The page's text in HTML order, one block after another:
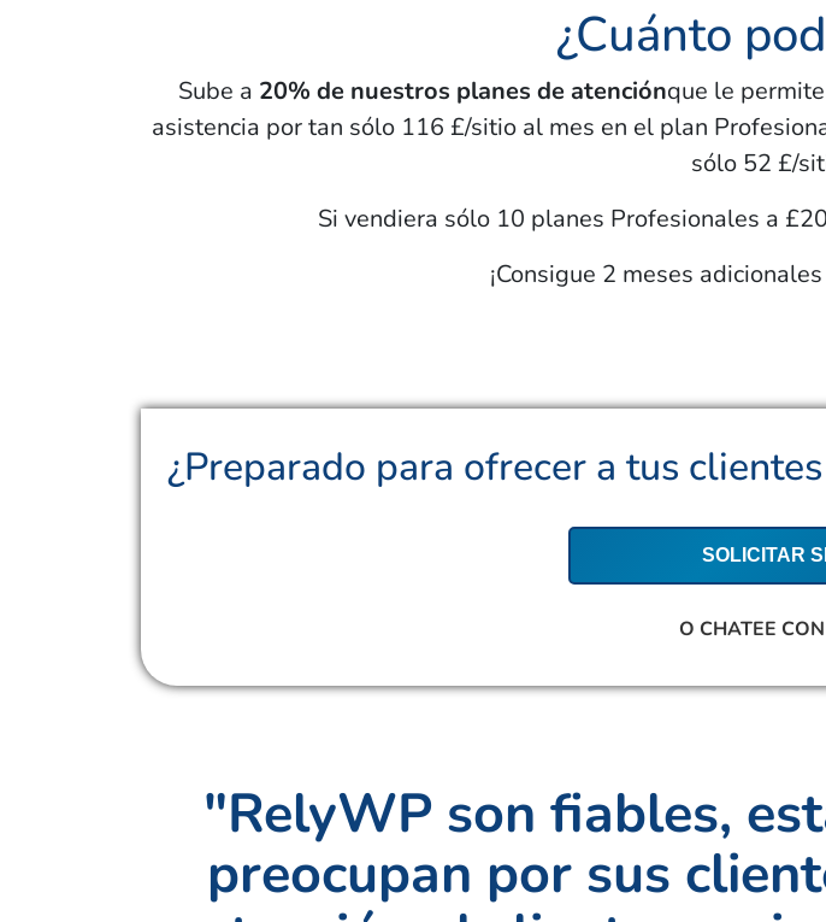
¿Cuánto
Sube a 20% de nuestros planes de atenciónque le
asistencia por tan sólo 116 £/sitio al mes en el plan
sólo 52 £/
Si vendiera sólo 10 planes Profesionales a
¡Consigue 2 meses
¿Preparado para ofrecer a tus
SOLICITAR
O CHATEE
"RelyWP son fiables,
preocupan por sus